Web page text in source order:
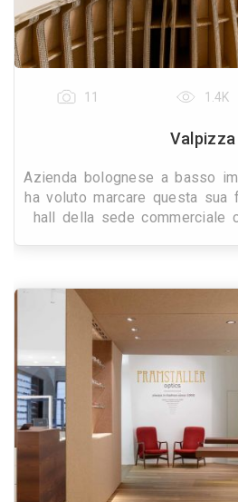
11 1.4K
Valpizza
Azienda bolognese a basso
ha voluto marcare questa sua
hall della sede commerciale
La reception è composta da